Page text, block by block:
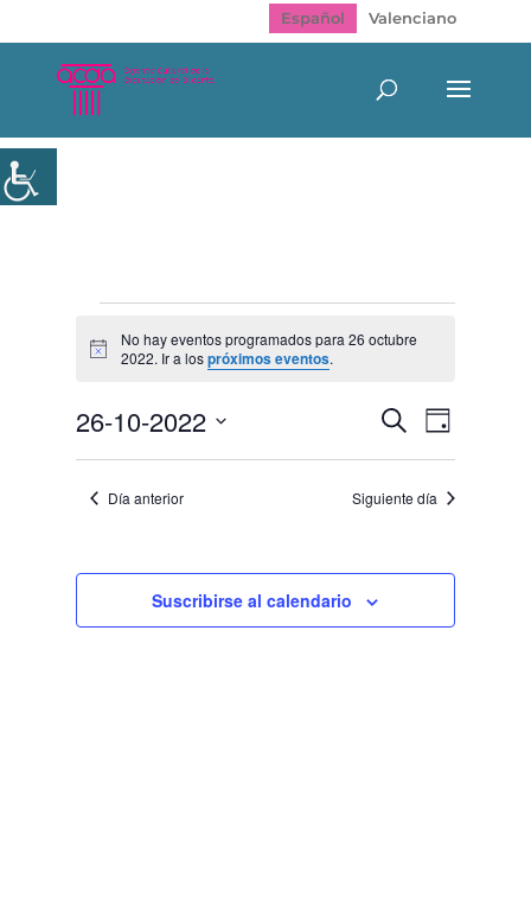
Español Valenciano
en
octubre
2022
Aviso
No hay eventos programados para 26 octubre
2022. Ir a lospróximos eventos.
Navegación
de
búsqueda
y
vistas
Buscar
de
vistas
Evento
Día
26-10-2022
fecha.Día anterior Siguiente día
Suscribirse al calendario